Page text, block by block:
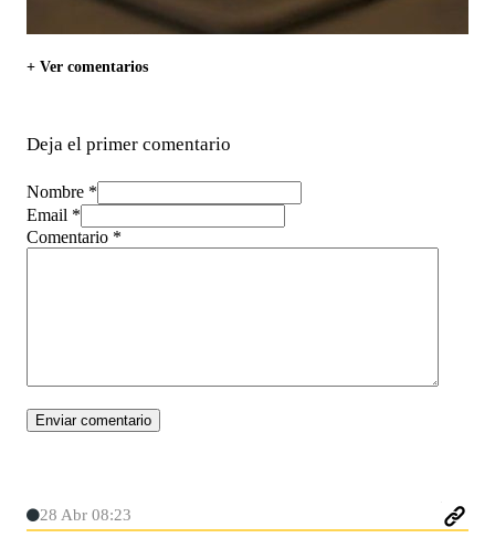
+ Ver comentarios
Deja el primer comentario
Nombre *
Email *
Comentario *
28 Abr 08:23